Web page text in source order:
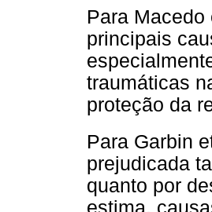
Para Macedo
principais
traumáticas
proteção da
Para Garbin
prejudicada
quanto por
estima,